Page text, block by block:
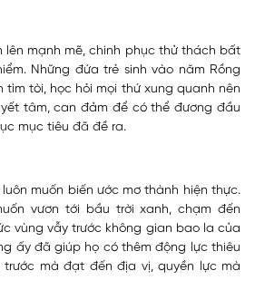
lên mạnh mẽ, chinh phục thử thách bất
Những đứa trẻ sinh vào năm Rồng
tìm tòi, học hỏi mọi thứ xung quanh nên
tâm, can đảm để có thể đương đầu
mục tiêu đã đề ra.
muốn biến ước mơ thành hiện thực.
vươn tới bầu trời xanh, chạm đến
vùng vẫy trước không gian bao la của
ấy đã giúp họ có thêm động lực thiêu
mà đạt đến địa vị, quyền lực mà